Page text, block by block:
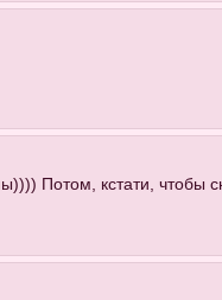
Потом, кстати, чтобы